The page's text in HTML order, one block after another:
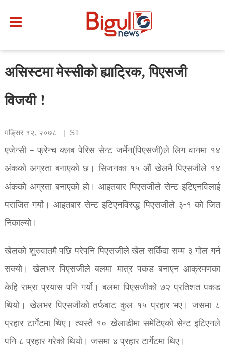
असिस्टमा मेस्सीको ह्याट्रिक, पिएसजी
विजयी !
मङि्सर १२, २०७८ ST
एजेन्सी – फ्रेन्च क्लब पेरिस सेन्ट जर्मेन(पिएसजी)ले लिग वानमा १४
अंकको अग्रता बनाएको छ। सिजनका १५ औं खेलमै पिएसजीले १४
अंकको अग्रता बनाएको हो। आइतबार पिएसजीले सेन्ट इटिएनविलाई
पराजित गर्यो। आइतबार सेन्ट इटिएनविरुद्ध पिएसजीले ३-१ को जित
निकाल्यो।
खेलको शुरुवातमै पछि परेपनि पिएसजीले खेल सकिँदा सम्म ३ गोल गर्न
सक्यो। खेलभर पिएसजीले बलमा मात्र पकड बनाएन आक्रमणका
केहि राम्रा प्रयास पनि गर्यो। बलमा पिएसजीको ७२ प्रतिशत पकड
थियो। खेलभर पिएसजीको तर्फबाट कुल १५ प्रहार भए। जसमा ८
प्रहार टार्गेटमा थिए। त्यस्तै १० खेलाडीमा समेटिएको सेन्ट इटिएनले
पनि ८ प्रहार गरेको थियो। जसमा ४ प्रहार टार्गेटमा थिए।